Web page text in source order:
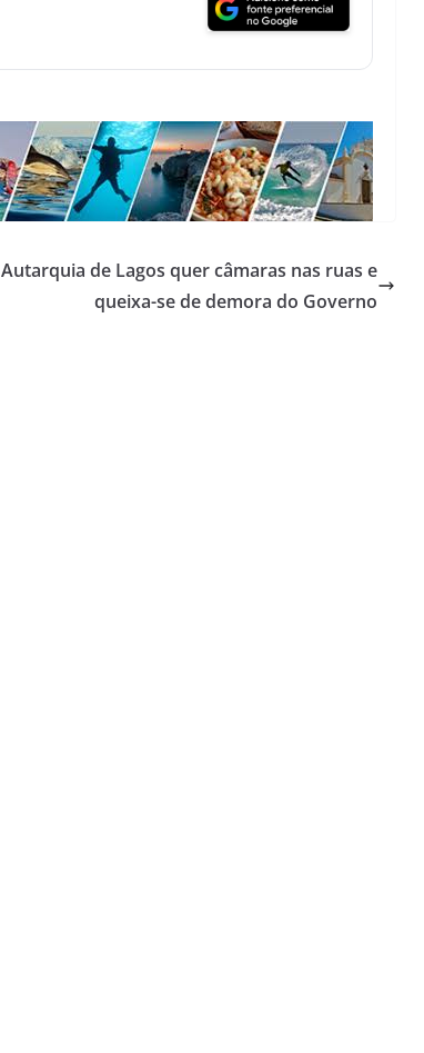
Autarquia de Lagos quer câmaras nas ruas e
queixa-se de demora do Governo